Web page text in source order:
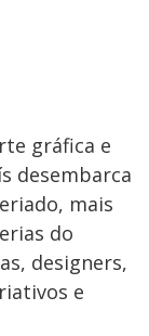
gráfica e
desembarca
mais
do
designers,
e